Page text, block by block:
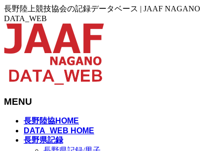
長野陸上競技協会の記録データベース | JAAF NAGANO
DATA_WEB
MENU
長野陸協HOME
DATA_WEB HOME
長野県記録